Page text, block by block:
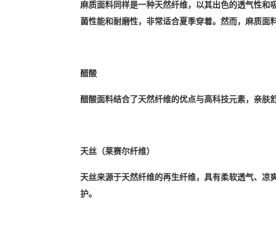
麻质面料同样是一种天然纤维，以其出色的透气性
菌性能和耐磨性，非常适合夏季穿着。然而，麻质面
醋酸
醋酸面料结合了天然纤维的优点与高科技元素，亲肤
天丝（莱赛尔纤维）
天丝来源于天然纤维的再生纤维，具有柔软透气、
护。